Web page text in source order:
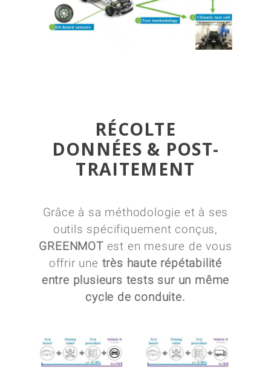
RÉCOLTE
DONNÉES & POST-
TRAITEMENT
Grâce à sa méthodologie et à ses
outils spécifiquement conçus,
GREENMOTest en mesure de vous
offrir une très haute répétabilité
entre plusieurs tests sur un même
cycle de conduite.